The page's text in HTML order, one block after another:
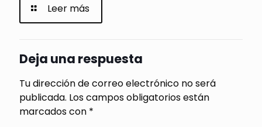
Leer más
Deja una respuesta
Tu dirección de correo electrónico no será
publicada. Los campos obligatorios están
marcados con *